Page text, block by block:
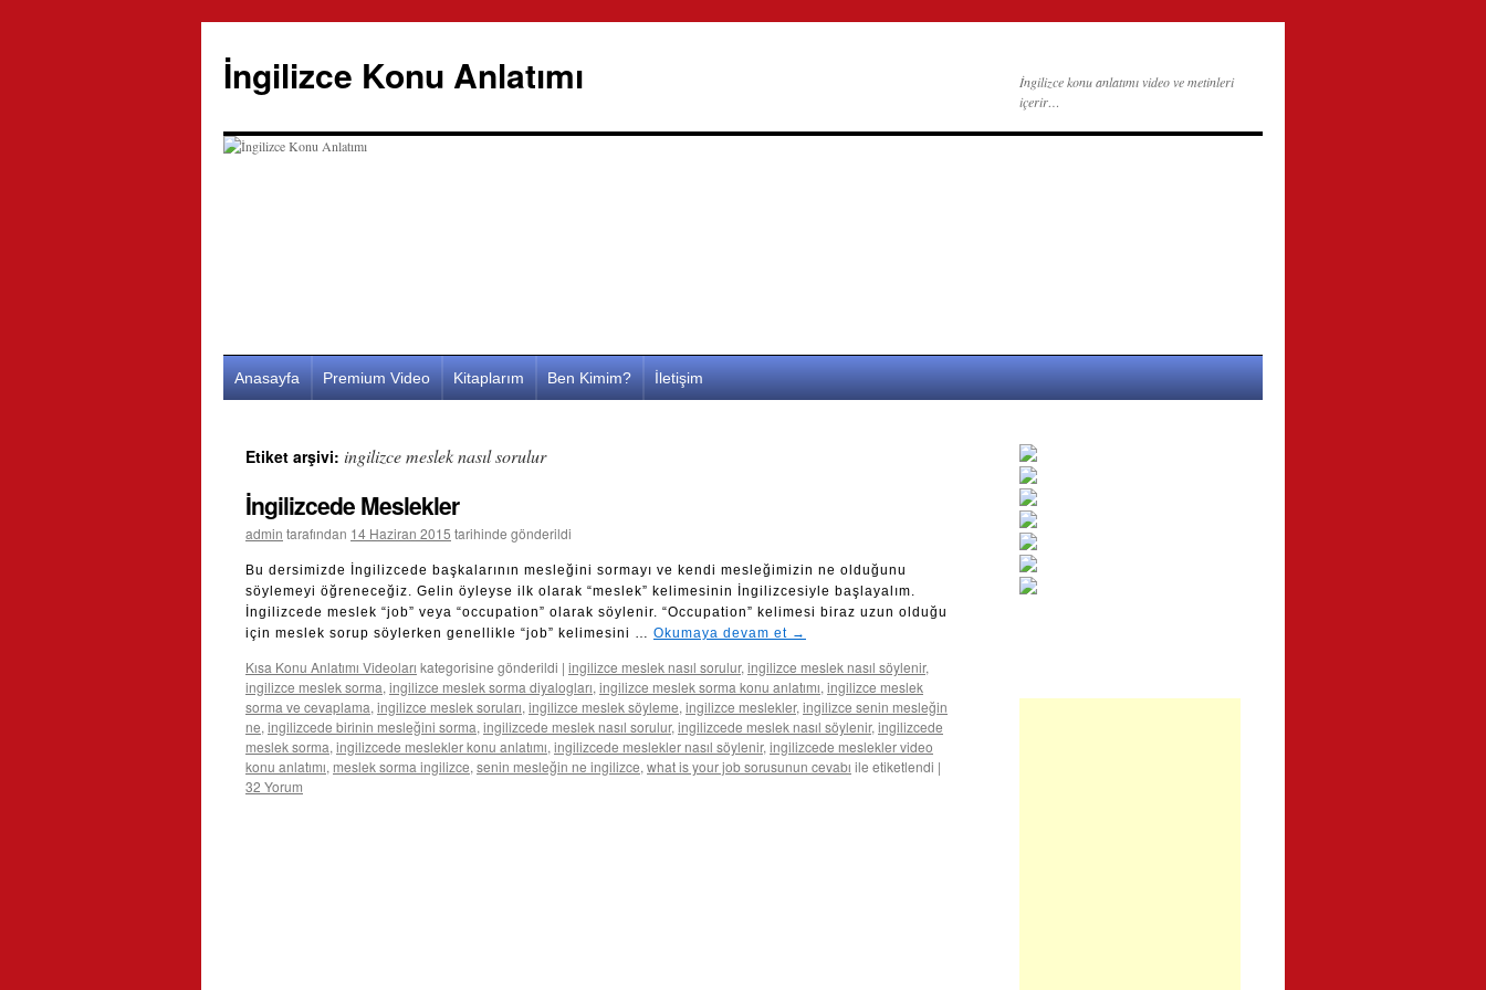
İngilizce Konu Anlatımı
İngilizce konu anlatımı video ve metinleri
içerir…
İçeriğe
Anasayfa Premium Video Kitaplarım Ben Kimim? İletişim
Etiket arşivi: ingilizce meslek nasıl sorulur
İngilizcede Meslekler
admin tarafından 14 Haziran 2015 tarihinde gönderildi
Bu dersimizde İngilizcede başkalarının mesleğini sormayı ve kendi mesleğimizin ne olduğunu
söylemeyi öğreneceğiz. Gelin öyleyse ilk olarak “meslek” kelimesinin İngilizcesiyle başlayalım.
İngilizcede meslek “job” veya “occupation” olarak söylenir. “Occupation” kelimesi biraz uzun olduğu
için meslek sorup söylerken genellikle “job” kelimesini … Okumaya devam et →
Kısa Konu Anlatımı Videoları kategorisine gönderildi | ingilizce meslek nasıl sorulur, ingilizce meslek nasıl söylenir,
ingilizce meslek sorma, ingilizce meslek sorma diyalogları, ingilizce meslek sorma konu anlatımı, ingilizce meslek
sorma ve cevaplama, ingilizce meslek soruları, ingilizce meslek söyleme, ingilizce meslekler, ingilizce senin mesleğin
ne, ingilizcede birinin mesleğini sorma, ingilizcede meslek nasıl sorulur, ingilizcede meslek nasıl söylenir, ingilizcede
meslek sorma, ingilizcede meslekler konu anlatımı, ingilizcede meslekler nasıl söylenir, ingilizcede meslekler video
konu anlatımı, meslek sorma ingilizce, senin mesleğin ne ingilizce, what is your job sorusunun cevabı ile etiketlendi |
32 Yorum